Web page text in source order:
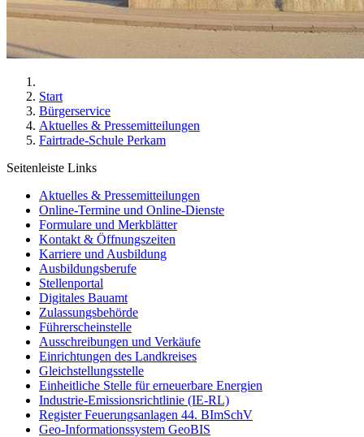
Start
Bürgerservice
Aktuelles & Pressemitteilungen
Fairtrade-Schule Perkam
Seitenleiste Links
Aktuelles & Pressemitteilungen
Online-Termine und Online-Dienste
Formulare und Merkblätter
Kontakt & Öffnungszeiten
Karriere und Ausbildung
Ausbildungsberufe
Stellenportal
Digitales Bauamt
Zulassungsbehörde
Führerscheinstelle
Ausschreibungen und Verkäufe
Einrichtungen des Landkreises
Gleichstellungsstelle
Einheitliche Stelle für erneuerbare Energien
Industrie-Emissionsrichtlinie (IE-RL)
Register Feuerungsanlagen 44. BImSchV
Geo-Informationssystem GeoBIS